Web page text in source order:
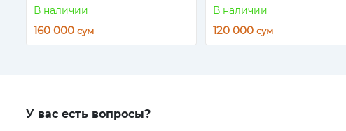
В наличии
160 000 сум
В наличии
120 000сум
У вас есть вопросы?